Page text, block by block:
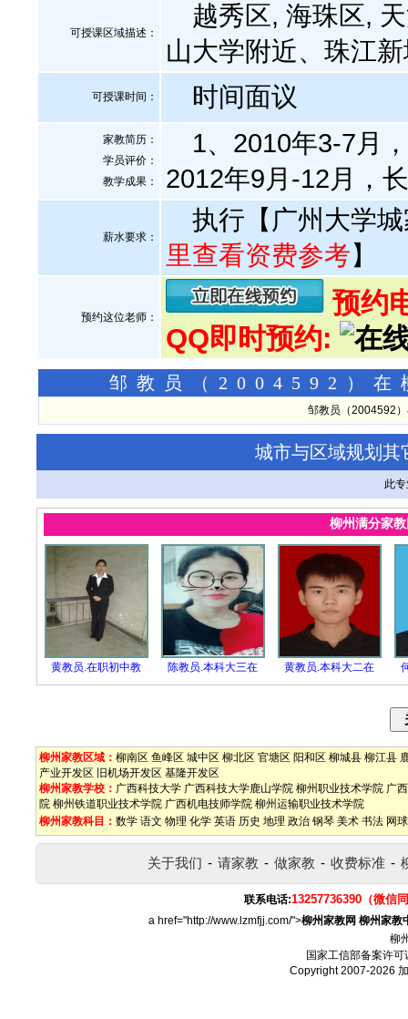
可授课区域描述：
越秀区, 海珠区,
山大学附近、珠江
可授课时间： 时间面议
家教简历：
学员评价：
教学成果：
1、2010年3-7月
2012年9月-12月，
薪水要求：
执行【广州大学
里查看资费参考】
预约这位老师：
预约
QQ即时预约:
邹教员（2004592）在
邹教员（2004592
城市与区域规划其
此
柳州满分家
黄教员.在职初中教 陈教员.本科大三在 黄教员.本科大二在
柳州家教区域： 柳南区 鱼峰区 城中区 柳北区 官塘区 阳和区 柳城县 柳江县
产业开发区
旧机场开发区 基隆开发区
柳州家教学校： 广西科技大学 广西科技大学鹿山学院 柳州职业技术学院 广
院 柳州铁道职业技术学院 广西机电技师学院 柳州运输职业技术学院
柳州家教科目： 数学 语文 物理 化学 英语 历史 地理 政治 钢琴 美术 书法 网球
关于我们 - 请家教 - 做家教 - 收费标准 -
联系电话:13257736390（微信
a href="http://www.lzmfjj.com/">柳州家教网 柳州家教
柳
国家工信部备案许可
Copyright 2007-2026